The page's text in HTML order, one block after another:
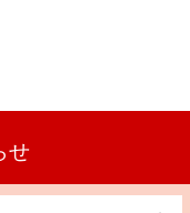
せ